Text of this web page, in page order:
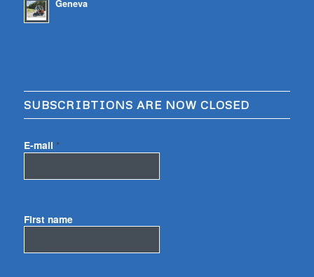
Geneva
SUBSCRIBTIONS ARE NOW CLOSED
E-mail *
First name